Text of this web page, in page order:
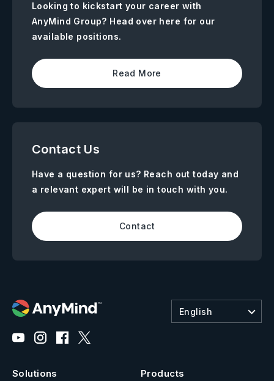
Looking to kickstart your career with
AnyMind Group? Head over here for our
available positions.
Read More
Contact Us
Have a question for us? Reach out today and
a relevant expert will be in touch with you.
Contact
English
Solutions Products